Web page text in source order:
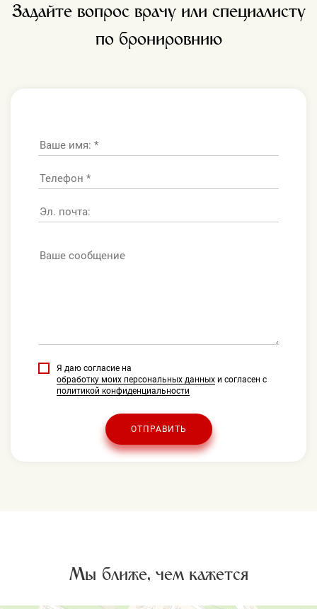
Задайте вопрос врачу или специалисту
по бронировнию
Я даю согласие на
обработку моих персональных данных и согласен с
политикой конфиденциальности
ОТПРАВИТЬ
Мы ближе, чем кажется